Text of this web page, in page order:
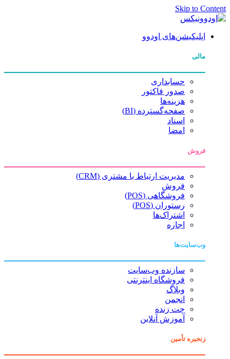
Skip to Content
اپلیکیشن‌های اودوو
مالی
حسابداری
صدور فاکتور
هزینه‌ها
صفحه‌گسترده (BI)
اسناد
امضا
فروش
مدیریت ارتباط با مشتری (CRM)
فروش
فروشگاهی (POS)
رستوران (POS)
اشتراک‌ها
اجاره
وب‌سایت‌ها
سازنده وب‌سایت
فروشگاه اینترنتی
وبلاگ
انجمن
چت زنده
آموزش آنلاین
زنجیره تأمین